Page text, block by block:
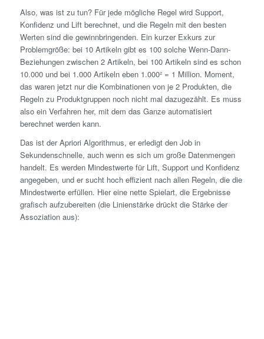
Also, was ist zu tun? Für jede mögliche Regel wird Support,
Konfidenz und Lift berechnet, und die Regeln mit den besten
Werten sind die gewinnbringenden. Ein kurzer Exkurs zur
Problemgröße: bei 10 Artikeln gibt es 100 solche Wenn-Dann-
Beziehungen zwischen 2 Artikeln, bei 100 Artikeln sind es schon
10.000 und bei 1.000 Artikeln eben 1.000² = 1 Million. Moment,
das waren jetzt nur die Kombinationen von je 2 Produkten, die
Regeln zu Produktgruppen noch nicht mal dazugezählt. Es muss
also ein Verfahren her, mit dem das Ganze automatisiert
berechnet werden kann.
Das ist der Apriori Algorithmus, er erledigt den Job in
Sekundenschnelle, auch wenn es sich um große Datenmengen
handelt. Es werden Mindestwerte für Lift, Support und Konfidenz
angegeben, und er sucht hoch effizient nach allen Regeln, die die
Mindestwerte erfüllen. Hier eine nette Spielart, die Ergebnisse
grafisch aufzubereiten (die Linienstärke drückt die Stärke der
Assoziation aus):